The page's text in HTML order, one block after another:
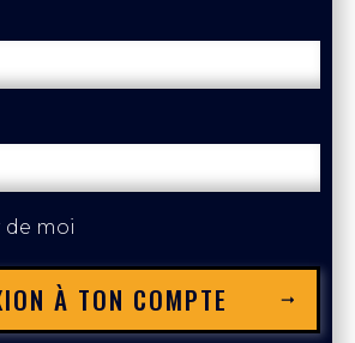
de moi
À TON COMPTE